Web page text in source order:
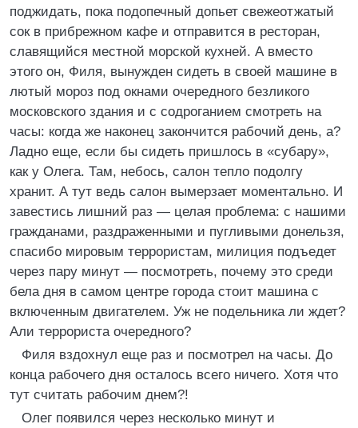
поджидать, пока подопечный допьет свежеотжатый
сок в прибрежном кафе и отправится в ресторан,
славящийся местной морской кухней. А вместо
этого он, Филя, вынужден сидеть в своей машине в
лютый мороз под окнами очередного безликого
московского здания и с содроганием смотреть на
часы: когда же наконец закончится рабочий день, а?
Ладно еще, если бы сидеть пришлось в «субару»,
как у Олега. Там, небось, салон тепло подолгу
хранит. А тут ведь салон вымерзает моментально. И
завестись лишний раз — целая проблема: с нашими
гражданами, раздраженными и пугливыми донельзя,
спасибо мировым террористам, милиция подъедет
через пару минут — посмотреть, почему это среди
бела дня в самом центре города стоит машина с
включенным двигателем. Уж не подельника ли ждет?
Али террориста очередного?
Филя вздохнул еще раз и посмотрел на часы. До
конца рабочего дня осталось всего ничего. Хотя что
тут считать рабочим днем?!
Олег появился через несколько минут и